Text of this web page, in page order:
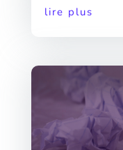
lire plus